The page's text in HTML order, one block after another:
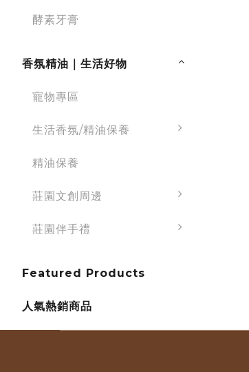
酵素牙膏
香氛精油｜生活好物
寵物專區
生活香氛/精油保養
精油保養
莊園文創周邊
莊園伴手禮
Featured Products
人氣熱銷商品